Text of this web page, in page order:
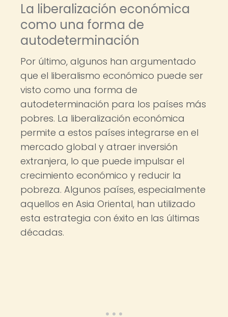
La liberalización económica
como una forma de
autodeterminación
Por último, algunos han argumentado
que el liberalismo económico puede ser
visto como una forma de
autodeterminación para los países más
pobres. La liberalización económica
permite a estos países integrarse en el
mercado global y atraer inversión
extranjera, lo que puede impulsar el
crecimiento económico y reducir la
pobreza. Algunos países, especialmente
aquellos en Asia Oriental, han utilizado
esta estrategia con éxito en las últimas
décadas.